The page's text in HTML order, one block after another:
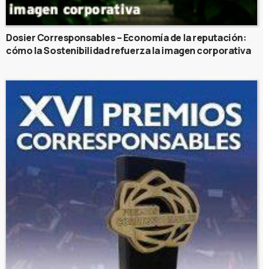
Dosier Corresponsables – Economía de la reputación:
cómo la Sostenibilidad refuerza la imagen corporativa